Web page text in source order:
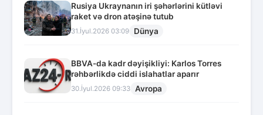
Rusiya Ukraynanın iri şəhərlərini kütləvi
raket və dron atəşinə tutub
31.İyul.2026 03:09 Dünya
BBVA-da kadr dəyişikliyi: Karlos Torres
rəhbərlikdə ciddi islahatlar aparır
30.İyul.2026 09:33 Avropa